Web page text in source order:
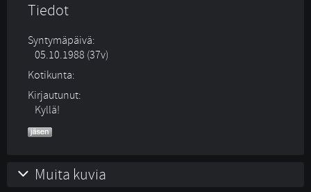
Tiedot
Syntymäpäivä:
05.10.1988 (37v)
Kotikunta:
Kirjautunut:
Kyllä!
Muita kuvia